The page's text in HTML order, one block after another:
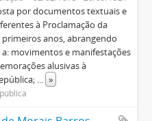
por documentos textuais e
à Proclamação da
primeiros anos, abrangendo
movimentos e manifestações
alusivas à
... »